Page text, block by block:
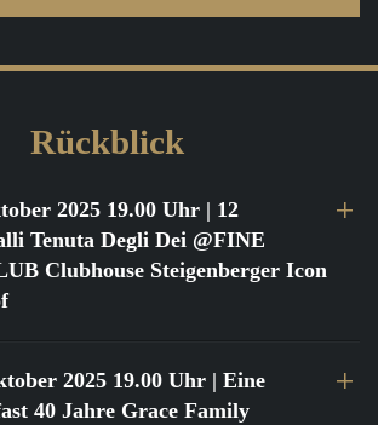
Rückblick
2025 19.00 Uhr | 12
Tenuta Degli Dei @FINE
Clubhouse Steigenberger Icon
2025 19.00 Uhr | Eine
40 Jahre Grace Family